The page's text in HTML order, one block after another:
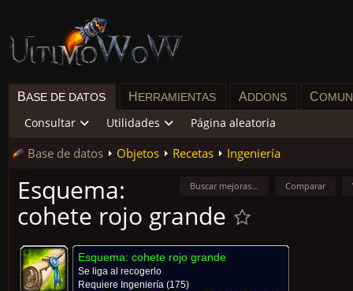
BASE DE DATOS H ERRAMIENTAS ADDONS C
Consultar Utilidades Página aleatoria
Base de datos Objetos Recetas Ingeniería
Comparar
Buscar mejoras...
Esquema:
cohete rojo grande
Esquema: cohete rojo grande
Se liga al recogerlo
Requiere Ingeniería (175)